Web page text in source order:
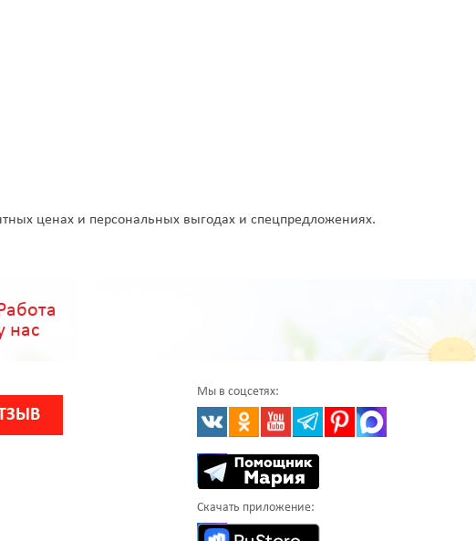
ценах и персональных выгодах и спецпредложениях.
нас
Мы в соцсетях:
Скачать приложение: